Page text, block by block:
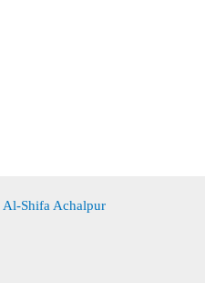
Al-Shifa Achalpur